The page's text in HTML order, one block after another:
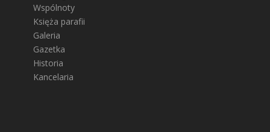
Wspólnoty
Księża parafii
Galeria
Gazetka
Historia
Kancelaria